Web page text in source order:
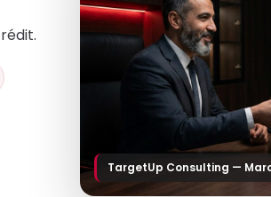
TargetUp Consulting —